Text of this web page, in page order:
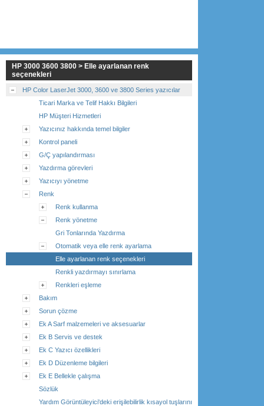
HP 3000 3600 3800 > Elle ayarlanan renk
seçenekleri
HP Color LaserJet 3000, 3600 ve 3800 Series yazıcılar
Ticari Marka ve Telif Hakkı Bilgileri
HP Müşteri Hizmetleri
Yazıcınız hakkında temel bilgiler
Kontrol paneli
G/Ç yapılandırması
Yazdırma görevleri
Yazıcıyı yönetme
Renk
Renk kullanma
Renk yönetme
Gri Tonlarında Yazdırma
Otomatik veya elle renk ayarlama
Elle ayarlanan renk seçenekleri
Renkli yazdırmayı sınırlama
Renkleri eşleme
Bakım
Sorun çözme
Ek A Sarf malzemeleri ve aksesuarlar
Ek B Servis ve destek
Ek C Yazıcı özellikleri
Ek D Düzenleme bilgileri
Ek E Bellekle çalışma
Sözlük
Yardım Görüntüleyici'deki erişilebilirlik kısayol tuşlarını